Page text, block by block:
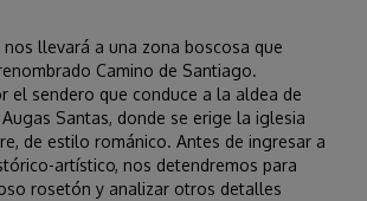
llevará a una zona boscosa que
Camino de Santiago.
el sendero que conduce a la aldea de
Santas, donde se erige la iglesia
de estilo románico. Antes de ingresar a
artístico, nos detendremos para
rosetón y analizar otros detalles